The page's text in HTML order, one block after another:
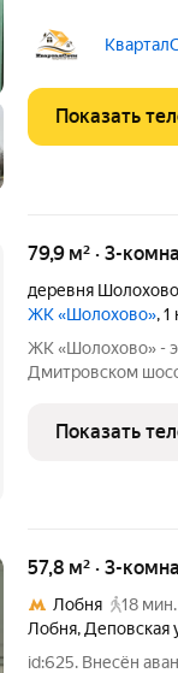
лоджий), с лоджиями 95,5. Этаж/этажность: 3/5
кирпичный 2005
Показать
79,9 м² · 3-
деревня Шолохово
ЖК «Шолохово»,
ЖК «Шолохово» -
Дмитровском
большой лесной
кварталы,
Показать
57,8 м² · 3-
Лобня
18 мин.
Лобня, Деповская
id:625. Внесён